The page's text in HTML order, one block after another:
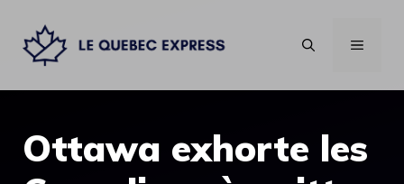
contenu
MENU
Ottawa exhorte les